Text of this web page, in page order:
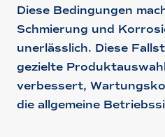
Diese Bedingungen
Schmierung und
unerlässlich. Diese
gezielte
verbessert,
die allgemeine